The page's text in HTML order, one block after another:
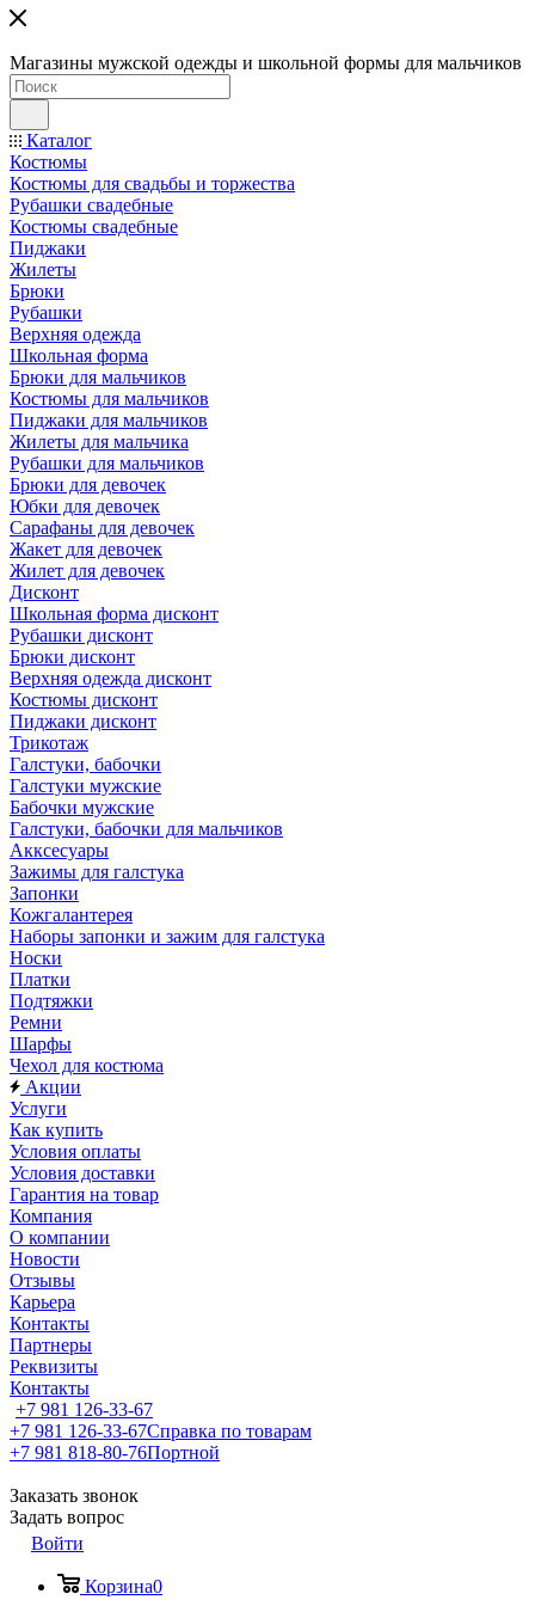
Магазины мужской одежды и школьной формы для мальчиков
Каталог
Костюмы
Костюмы для свадьбы и торжества
Рубашки свадебные
Костюмы свадебные
Пиджаки
Жилеты
Брюки
Рубашки
Верхняя одежда
Школьная форма
Брюки для мальчиков
Костюмы для мальчиков
Пиджаки для мальчиков
Жилеты для мальчика
Рубашки для мальчиков
Брюки для девочек
Юбки для девочек
Сарафаны для девочек
Жакет для девочек
Жилет для девочек
Дисконт
Школьная форма дисконт
Рубашки дисконт
Брюки дисконт
Верхняя одежда дисконт
Костюмы дисконт
Пиджаки дисконт
Трикотаж
Галстуки, бабочки
Галстуки мужские
Бабочки мужские
Галстуки, бабочки для мальчиков
Акксесуары
Зажимы для галстука
Запонки
Кожгалантерея
Наборы запонки и зажим для галстука
Носки
Платки
Подтяжки
Ремни
Шарфы
Чехол для костюма
Акции
Услуги
Как купить
Условия оплаты
Условия доставки
Гарантия на товар
Компания
О компании
Новости
Отзывы
Карьера
Контакты
Партнеры
Реквизиты
Контакты
+7 981 126-33-67
+7 981 126-33-67Справка по товарам
+7 981 818-80-76Портной
Заказать звонок
Задать вопрос
Войти
Корзина0